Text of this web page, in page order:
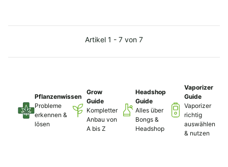
Artikel 1 - 7 von 7
Pflanzenwissen
Probleme
erkennen &
lösen
Grow
Guide
Kompletter
Anbau von
A bis Z
Headshop
Guide
Alles über
Bongs &
Headshop
Vaporizer
Guide
Vaporizer
richtig
auswählen
& nutzen